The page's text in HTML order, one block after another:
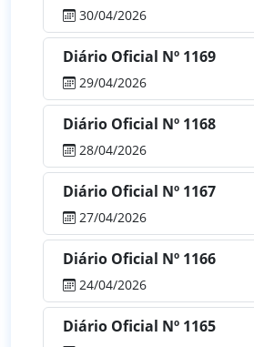
30/04/2026
Diário Oficial Nº 1169
29/04/2026
Diário Oficial Nº 1168
28/04/2026
Diário Oficial Nº 1167
27/04/2026
Diário Oficial Nº 1166
24/04/2026
Diário Oficial Nº 1165